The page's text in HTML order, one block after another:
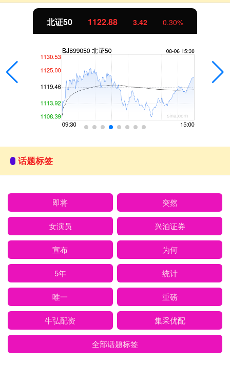
北证50 1122.88 3.42 0.30%
话题标签
即将 突然
女演员 兴泊证券
宣布 为何
5年 统计
唯一 重磅
牛弘配资 集采优配
全部话题标签